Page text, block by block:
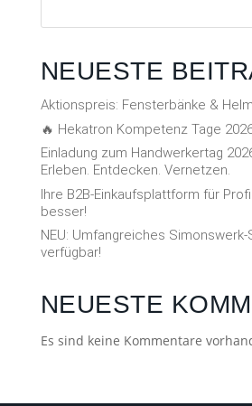
NEUESTE
Aktionspreis: Fensterbänke &
🔥 Hekatron Kompetenz Tage
Einladung zum Handwerkertag
Erleben. Entdecken. Vernetzen.
Ihre B2B-Einkaufsplattform für
besser!
NEU: Umfangreiches
verfügbar!
NEUESTE
Es sind keine Kommentare